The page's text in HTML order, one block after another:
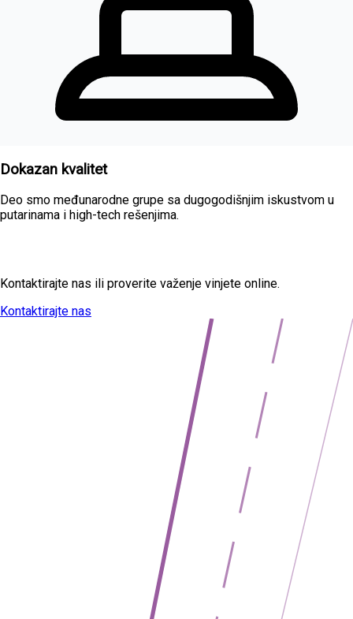
Dokazan kvalitet
Deo smo međunarodne grupe sa dugogodišnjim iskustvom u
putarinama i high-tech rešenjima.
Kontaktirajte nas ili proverite važenje vinjete online.
Kontaktirajte nas